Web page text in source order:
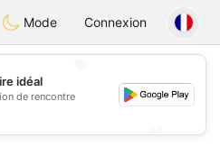
Citas
Mode Connexion
idéal
de rencontre